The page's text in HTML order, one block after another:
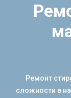
Ремонт
сложности в